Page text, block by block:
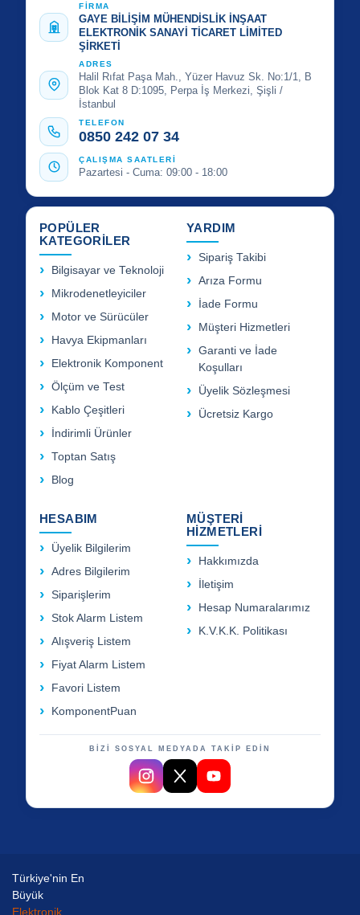
FİRMA
GAYE BİLİŞİM MÜHENDİSLİK İNŞAAT
ELEKTRONİK SANAYİ TİCARET LİMİTED
ŞİRKETİ
ADRES
Halil Rıfat Paşa Mah., Yüzer Havuz Sk. No:1/1, B
Blok Kat 8 D:1095, Perpa İş Merkezi, Şişli /
İstanbul
TELEFON
0850 242 07 34
ÇALIŞMA SAATLERİ
Pazartesi - Cuma: 09:00 - 18:00
POPÜLER
KATEGORİLER
Bilgisayar ve Teknoloji
Mikrodenetleyiciler
Motor ve Sürücüler
Havya Ekipmanları
Elektronik Komponent
Ölçüm ve Test
Kablo Çeşitleri
İndirimli Ürünler
Toptan Satış
Blog
YARDIM
Sipariş Takibi
Arıza Formu
İade Formu
Müşteri Hizmetleri
Garanti ve İade
Koşulları
Üyelik Sözleşmesi
Ücretsiz Kargo
HESABIM
Üyelik Bilgilerim
Adres Bilgilerim
Siparişlerim
Stok Alarm Listem
Alışveriş Listem
Fiyat Alarm Listem
Favori Listem
KomponentPuan
MÜŞTERİ
HİZMETLERİ
Hakkımızda
İletişim
Hesap Numaralarımız
K.V.K.K. Politikası
BİZİ SOSYAL MEDYADA TAKİP EDİN
Türkiye'nin En
Büyük
Elektronik